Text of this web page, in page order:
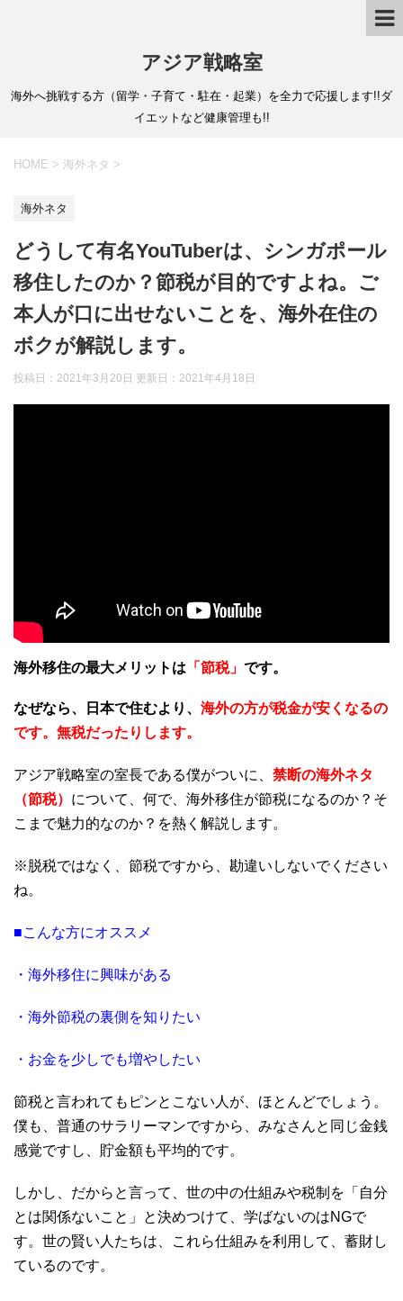
アジア戦略室
海外へ挑戦する方（留学・子育て・駐在・起業）を全力で応援します!!ダ
イエットなど健康管理も!!
HOME > 海外ネタ >
海外ネタ
どうして有名YouTuberは、シンガポール
移住したのか？節税が目的ですよね。ご
本人が口に出せないことを、海外在住の
ボクが解説します。
投稿日：2021年3月20日 更新日： 2021年4月18日
海外移住の最大メリットは 「節税」 です。
なぜなら、日本で住むより、 海外の方が税金が安くなるの
です。無税だったりします。
アジア戦略室の室長である僕がついに、 禁断の海外ネタ
（節税） について、何で、海外移住が節税になるのか？そ
こまで魅力的なのか？を熱く解説します。
※脱税ではなく、節税ですから、勘違いしないでください
ね。
■こんな方にオススメ
・海外移住に興味がある
・海外節税の裏側を知りたい
・お金を少しでも増やしたい
節税と言われてもピンとこない人が、ほとんどでしょう。
僕も、普通のサラリーマンですから、みなさんと同じ金銭
感覚ですし、貯金額も平均的です。
しかし、だからと言って、世の中の仕組みや税制を「自分
とは関係ないこと」と決めつけて、学ばないのはNGで
す。世の賢い人たちは、これら仕組みを利用して、蓄財し
ているのです。